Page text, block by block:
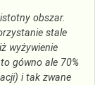
obszar.
stale
wyżywienie
gówno ale 70%
i tak zwane